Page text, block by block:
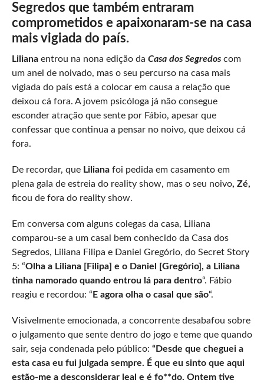
Segredos que também entraram
comprometidos e apaixonaram-se na casa
mais vigiada do país.
Lilianaentrou na nona edição da Casa dos Segredos com
um anel de noivado, mas o seu percurso na casa mais
vigiada do país está a colocar em causa a relação que
deixou cá fora. A jovem psicóloga já não consegue
esconder atração que sente por Fábio, apesar que
confessar que continua a pensar no noivo, que deixou cá
fora.
De recordar, que Liliana foi pedida em casamento em
plena gala de estreia do reality show, mas o seu noivo, Zé,
ficou de fora do reality show.
Em conversa com alguns colegas da casa, Liliana
comparou-se a um casal bem conhecido da Casa dos
Segredos, Liliana Filipa e Daniel Gregório, do Secret Story
5: “Olha a Liliana [Filipa] e o Daniel [Gregório], a Liliana
tinha namorado quando entrou lá para dentro“. Fábio
reagiu e recordou: “ E agora olha o casal que são“.
Visivelmente emocionada, a concorrente desabafou sobre
o julgamento que sente dentro do jogo e teme que quando
sair, seja condenada pelo público: “Desde que cheguei a
esta casa eu fui julgada sempre. É que eu sinto que aqui
estão-me a desconsiderar leal e é fo**do. Ontem tive